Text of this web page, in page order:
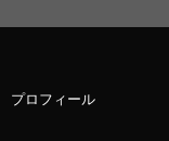
プロフィール